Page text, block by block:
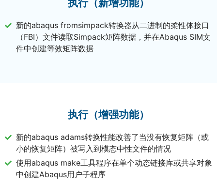
执行（新增功能）
新的abaqus fromsimpack转换器从二进制的柔性体接口
（FBI）文件读取Simpack矩阵数据，并在Abaqus SIM文
件中创建等效矩阵数据
执行（增强功能）
新的abaqus adams转换性能改善了当没有恢复矩阵（或
小的恢复矩阵）被写入到模态中性文件的情况
使用abaqus make工具程序在单个动态链接库或共享对象
中创建Abaqus用户子程序